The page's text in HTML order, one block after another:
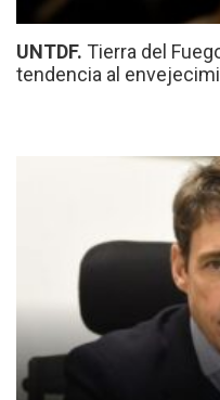
UNTDF. Tierra del
tendencia al